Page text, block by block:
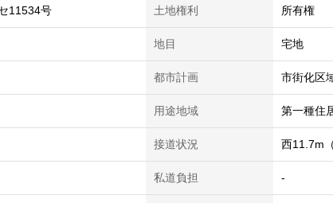
11534号 土地権利 所有権
地目 宅地
都市計画 市街化区
用途地域 第一種住
接道状況 西11.7m
私道負担 -